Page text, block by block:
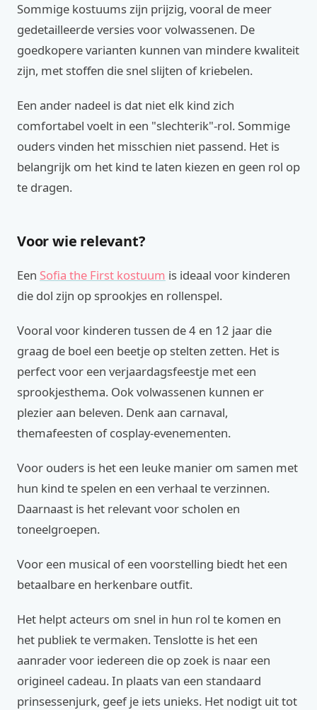
Sommige kostuums zijn prijzig, vooral de meer
gedetailleerde versies voor volwassenen. De
goedkopere varianten kunnen van mindere kwaliteit
zijn, met stoffen die snel slijten of kriebelen.
Een ander nadeel is dat niet elk kind zich
comfortabel voelt in een "slechterik"-rol. Sommige
ouders vinden het misschien niet passend. Het is
belangrijk om het kind te laten kiezen en geen rol op
te dragen.
Voor wie relevant?
Een Sofia the First kostuum is ideaal voor kinderen
die dol zijn op sprookjes en rollenspel.
Vooral voor kinderen tussen de 4 en 12 jaar die
graag de boel een beetje op stelten zetten. Het is
perfect voor een verjaardagsfeestje met een
sprookjesthema. Ook volwassenen kunnen er
plezier aan beleven. Denk aan carnaval,
themafeesten of cosplay-evenementen.
Voor ouders is het een leuke manier om samen met
hun kind te spelen en een verhaal te verzinnen.
Daarnaast is het relevant voor scholen en
toneelgroepen.
Voor een musical of een voorstelling biedt het een
betaalbare en herkenbare outfit.
Het helpt acteurs om snel in hun rol te komen en
het publiek te vermaken. Tenslotte is het een
aanrader voor iedereen die op zoek is naar een
origineel cadeau. In plaats van een standaard
prinsessenjurk, geef je iets unieks. Het nodigt uit tot